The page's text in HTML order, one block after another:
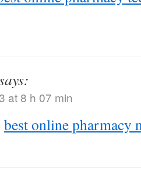
at 8 h 07 min
best online pharmacy